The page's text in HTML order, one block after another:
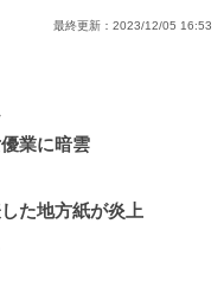
最終更新： 2023/12/05 16:53
業に暗雲
た地方紙が炎上